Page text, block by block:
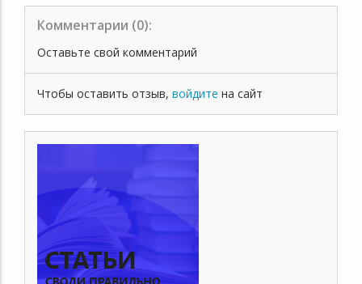
Комментарии (0):
Оставьте свой комментарий
Чтобы оставить отзыв, войдите на сайт